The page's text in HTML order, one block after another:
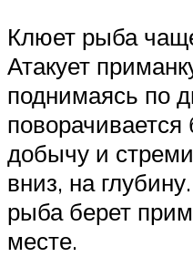
Клюет рыба
Атакует
поднимаясь по
поворачивается
добычу и
вниз, на
рыба берет
месте.